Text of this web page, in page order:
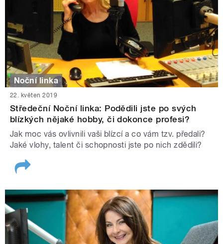
Noční linka
22. květen 2019
Středeční Noční linka: Podědili jste po svých
blízkých nějaké hobby, či dokonce profesi?
Jak moc vás ovlivnili vaši blízcí a co vám tzv. předali?
Jaké vlohy, talent či schopnosti jste po nich zdědili?